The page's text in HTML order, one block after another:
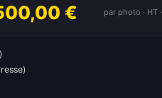
€ par photo · HT